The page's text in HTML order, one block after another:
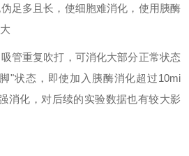
足多且长，使细胞难消化，使用胰酶
管重复吹打，可消化大部分正常状态
"状态，即使加入胰酶消化超过10mi
消化，对后续的实验数据也有较大影